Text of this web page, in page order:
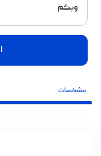
وبکم
مشخصات